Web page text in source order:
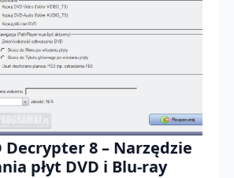
Decrypter 8 – Narzędzie
płyt DVD i Blu-ray